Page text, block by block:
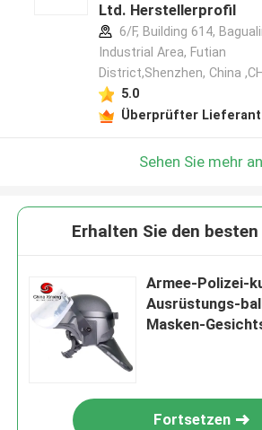
Ltd. Herstellerprofil
6/F, Building 614,
Industrial Area, Futian
District,Shenzhen, China
5.0
Überprüfter Lieferant
Sehen Sie mehr an
Erhalten Sie den
Armee-Polizei-
Ausrüstungs-
Masken-
Fortsetzen